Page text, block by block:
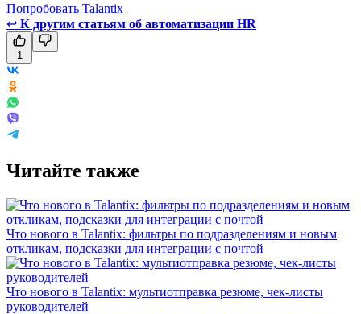
Попробовать Talantix
↩ К другим статьям об автоматизации HR
1
Читайте также
Что нового в Talantix: фильтры по подразделениям и новым
откликам, подсказки для интеграции с почтой
Что нового в Talantix: мультиотправка резюме, чек-листы
руководителей